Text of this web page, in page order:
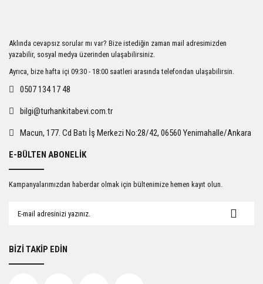
Ürün açıklamasında eksik bilgiler bulunuyor.
Ürün bilgilerinde hatalar bulunuyor.
Ürün fiyatı diğer sitelerden daha pahalı.
Gönder
Aklında cevapsız sorular mı var? Bize istediğin zaman mail adresimizden
yazabilir, sosyal medya üzerinden ulaşabilirsiniz.
Ayrıca, bize hafta içi 09:30 - 18:00 saatleri arasında telefondan ulaşabilirsin.
0507 134 17 48
bilgi@turhankitabevi.com.tr
Macun, 177. Cd Batı İş Merkezi No:28/42, 06560 Yenimahalle/Ankara
E-BÜLTEN ABONELİK
Kampanyalarımızdan haberdar olmak için bültenimize hemen kayıt olun.
BİZİ TAKİP EDİN